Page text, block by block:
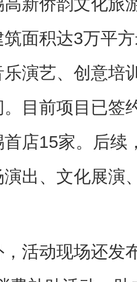
面积达3万平
演艺、创意培
目前项目已签
店15家。后续
出、文化展演
动现场还发布